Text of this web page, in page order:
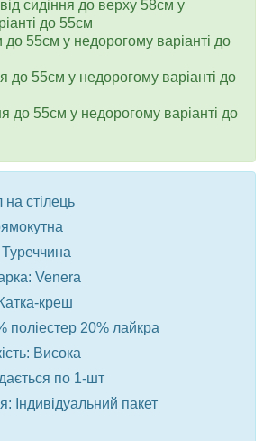
сидіння до верху 58см у
до 55см
55см у недорогому варіанті до
до 55см у недорогому варіанті до
до 55см у недорогому варіанті до
стілець
Venera
креш
поліестер 20% лайкра
Висока
по 1-шт
Індивідуальний пакет